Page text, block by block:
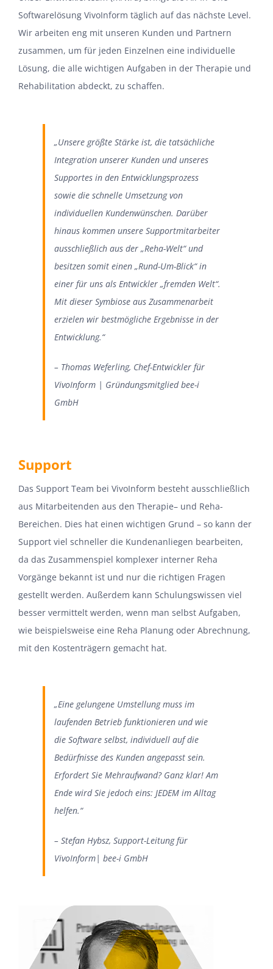
Softwarelösung VivoInform täglich auf das nächste Level.
Wir arbeiten eng mit unseren Kunden und Partnern
zusammen, um für jeden Einzelnen eine individuelle
Lösung, die alle wichtigen Aufgaben in der Therapie und
Rehabilitation abdeckt, zu schaffen.
„Unsere größteStärke ist, die tatsächliche
Integration unserer Kunden und unseres
Supportes in den Entwicklungsprozess
sowie die schnelle Umsetzung von
individuellen Kundenwünschen. Darüber
hinaus kommen unsere Supportmitarbeiter
ausschließlichaus der „Reha-Welt“und
besitzen somit einen „Rund-Um-Blick“ in
einer für uns als Entwickler „fremden Welt“.
Mit dieser Symbiose aus Zusammenarbeit
erzielen wir bestmögliche Ergebnissein der
Entwicklung.“
– Thomas Weferling, Chef-Entwicklerfür
VivoInform | Gründungsmitgliedbee-i
GmbH
Support
Das Support Team bei VivoInform besteht ausschließlich
aus Mitarbeitenden aus den Therapie–und Reha-
Bereichen. Dies hat einen wichtigen Grund – so kann der
Support viel schneller die Kundenanliegen bearbeiten,
da das Zusammenspiel komplexer interner Reha
Vorgänge bekannt ist und nur die richtigen Fragen
gestellt werden. Außerdem kann Schulungswissen viel
besser vermittelt werden, wenn man selbst Aufgaben,
wie beispielsweise eine Reha Planung oder Abrechnung,
mit den Kostenträgern gemacht hat.
„Eine gelungene Umstellung muss im
laufenden Betrieb funktionieren und wie
die Softwareselbst, individuell auf die
Bedürfnisse des Kunden angepasst sein.
Erfordert Sie Mehraufwand? Ganz klar! Am
Ende wird Sie jedoch eins: JEDEM im Alltag
helfen.“
– Stefan Hybsz, Support-Leitung für
VivoInform| bee-iGmbH